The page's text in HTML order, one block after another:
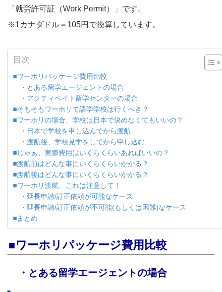
「就労許可証（Work Permit）」です。
※1カナダドル＝105円で換算しています。
目次
■ワーホリパッケージ費用比較
・とある留学エージェントの場合
・アクティベイト留学センターの場合
■そもそもワーホリで語学学校は行くべき？
■ワーホリの場合、学校は日本で決めなくてもいいの？
・日本で学校を申し込んでから渡航
・渡航後、学校見学をしてから申し込む
■じゃぁ、実際費用はいくらくらいあればいいの？
■渡航前はどんな事にいくらくらいかかる？
■渡航後はどんな事にいくらくらいかかる？
■ワーホリ渡航、これは注意して！
・延長申請/訂正依頼が可能なケース
・延長申請/訂正依頼が不可能(もしくは困難)なケース
■まとめ
■ワーホリパッケージ費用比較
・とある留学エージェントの場合